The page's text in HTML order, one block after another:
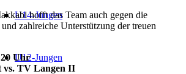
U14-Jungen
U12-Jungen
hofft das Team auch gegen die
zahlreiche Unterstützung der treuen
20 Uhr
TV Langen II